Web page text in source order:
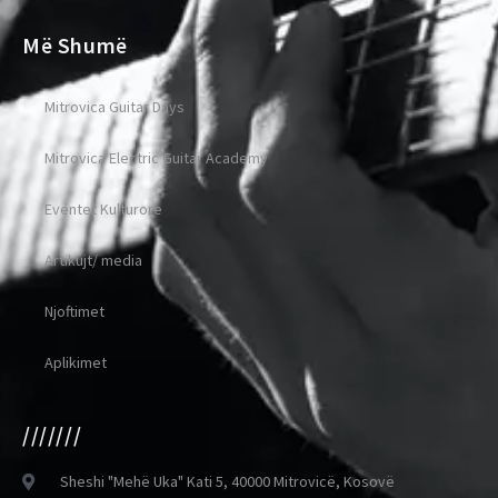
Më Shumë
Mitrovica Guitar Days
Mitrovica Electric Guitar Academy
Eventet Kulturore
Artikujt/ media
Njoftimet
Aplikimet
///////
Sheshi "Mehë Uka" Kati 5, 40000 Mitrovicë, Kosovë